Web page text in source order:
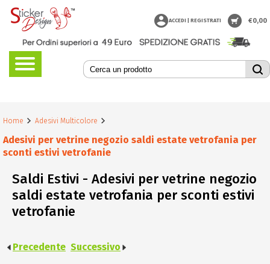
Home Adesivi Multicolore
Adesivi per vetrine negozio saldi estate vetrofania per
sconti estivi vetrofanie
Saldi Estivi - Adesivi per vetrine negozio
saldi estate vetrofania per sconti estivi
vetrofanie
Precedente Successivo
ACCEDI | REGISTRATI €0,00